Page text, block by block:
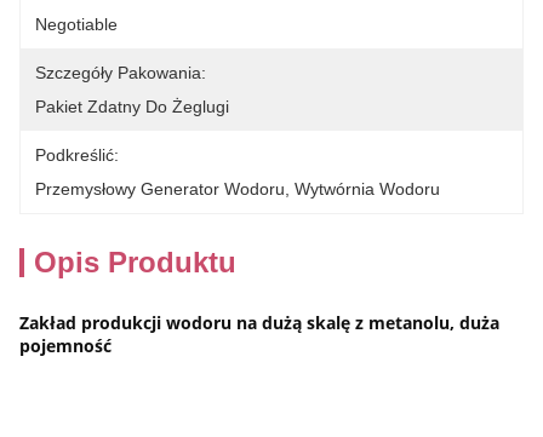
Negotiable
Szczegóły Pakowania:
Pakiet Zdatny Do Żeglugi
Podkreślić:
Przemysłowy Generator Wodoru Wytwórnia Wodoru
Opis Produktu
Zakład produkcji wodoru na dużą skalę z metanolu, duża
pojemność